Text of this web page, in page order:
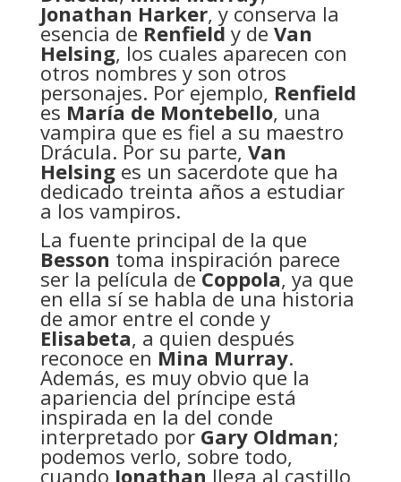
Jonathan Harker, y conserva la
esencia de Renfield y de Van
Helsing, los cuales aparecen con
otros nombres y son otros
personajes. Por ejemplo, Renfield
es María de Montebello, una
vampira que es fiel a su maestro
Drácula. Por su parte, Van
Helsinges un sacerdote que ha
dedicado treinta años a estudiar
a los vampiros.
La fuente principal de la que
Besson toma inspiración parece
ser la película deCoppola, ya que
en ella sí se habla de una historia
de amor entre el conde y
Elisabeta, a quien después
reconoce en Mina Murray.
Además, es muy obvio que la
apariencia del príncipe está
inspirada en la del conde
interpretado por Gary Oldman;
podemos verlo, sobre todo,
cuando Jonathan llega al castillo